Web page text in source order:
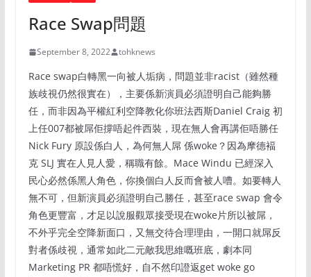
Race Swap問題
September 8, 2022 tohknews
Race swap白轉黑一向被人垢病，問題並非racist（雖然種
族歧視仍然很實在），主要係新演員必須證明自己能夠勝
任，而非因為平權紅利空降教化你班法西斯Daniel Craig 初
上任007都被屌佢撐唔起件西裝，現在無人會再講佢唔勝任
Nick Fury 原設係白人，為何無人屌 係woke？因為摩德褔
克 SLJ 實在人見人愛，稱職有餘。Mace Windu 已經深入
民心必然係黑人角色，你換個白人反而會被人嘈。如要轉人
無不可，但新演員必須證明自己勝任，甚至race swap 會令
角色更豐富，才足以說服觀眾接受現在woke片所以被屌，
不外乎完全空降新面口，又無交待合理理由，一開口就屌反
對者係歧視，通常如此二元敵我思維嘅班底，劇本同
Marketing PR 都唔慌好，自不然印證返get woke go